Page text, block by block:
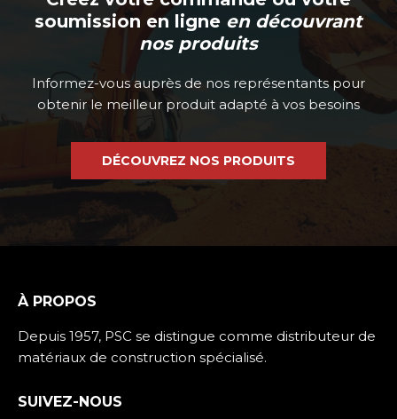
soumission en ligne en découvrant
nos produits
Informez-vous auprès de nos représentants pour
obtenir le meilleur produit adapté à vos besoins
DÉCOUVREZ NOS PRODUITS
À PROPOS
Depuis 1957, PSC se distingue comme distributeur de
matériaux de construction spécialisé.
SUIVEZ-NOUS